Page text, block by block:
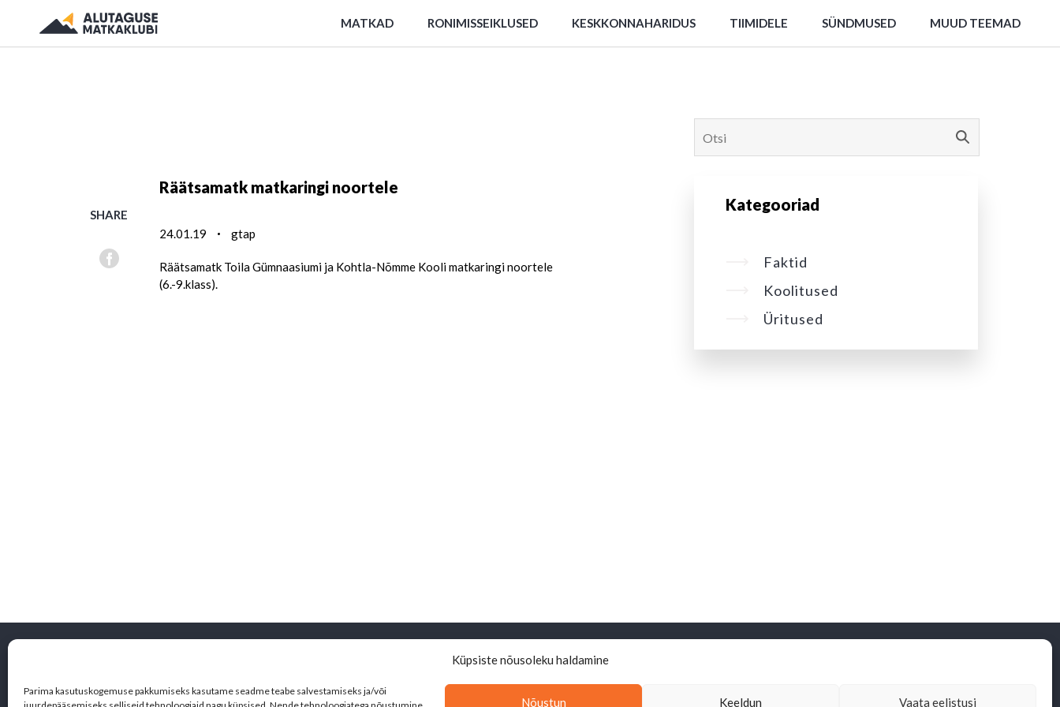
Küpsiste nõusoleku haldamine
Parima kasutuskogemuse pakkumiseks kasutame seadme teabe salvestamiseks ja/või
Nõustun Keeldun Vaata eelistusi
MATKAD RONIMISSEIKLUSED KESKKONNAHARIDUS TIIMIDELE SÜNDMUSED MUUD TEEMAD
Räätsamatk matkaringi noortele
24.01.19 gtap
Räätsamatk Toila Gümnaasiumi ja Kohtla-Nõmme Kooli matkaringi noortele
(6.-9.klass).
SHARE
Kategooriad
Faktid
Koolitused
Üritused
Toila vald,
Leht on valminud siseministeeriumi ja